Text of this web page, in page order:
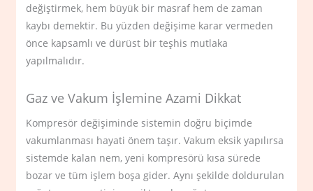
değiştirmek, hem büyük bir masraf hem de zaman
kaybı demektir. Bu yüzden değişime karar vermeden
önce kapsamlı ve dürüst bir teşhis mutlaka
yapılmalıdır.
Gaz ve Vakum İşlemine Azami Dikkat
Kompresör değişiminde sistemin doğru biçimde
vakumlanması hayati önem taşır. Vakum eksik yapılırsa
sistemde kalan nem, yeni kompresörü kısa sürede
bozar ve tüm işlem boşa gider. Aynı şekilde doldurulan